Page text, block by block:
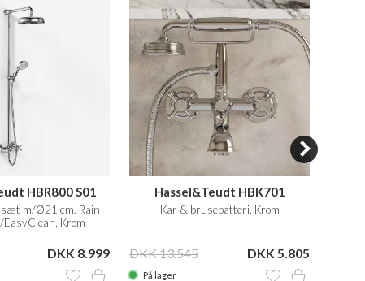
HBR800 S01
m/Ø21 cm. Rain
EasyClean, Krom
DKK 8.999
Hassel&Teudt HBK701
Kar & brusebatteri, Krom
DKK 13.545 DKK 5.805
På lager